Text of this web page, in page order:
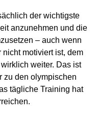
der wichtigste
anzunehmen und die
– auch wenn
motiviert ist, dem
weiter. Das ist
zu den olympischen
tägliche Training hat